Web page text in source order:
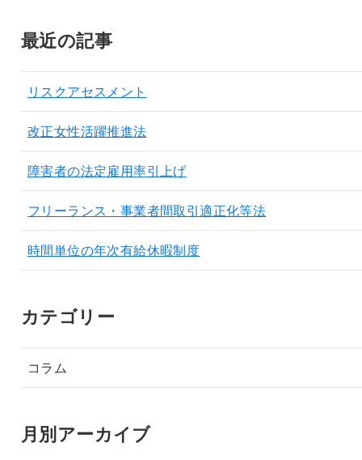
最近の記事
リスクアセスメント
改正女性活躍推進法
障害者の法定雇用率引上げ
フリーランス・事業者間取引適正化等法
時間単位の年次有給休暇制度
カテゴリー
コラム
月別アーカイブ